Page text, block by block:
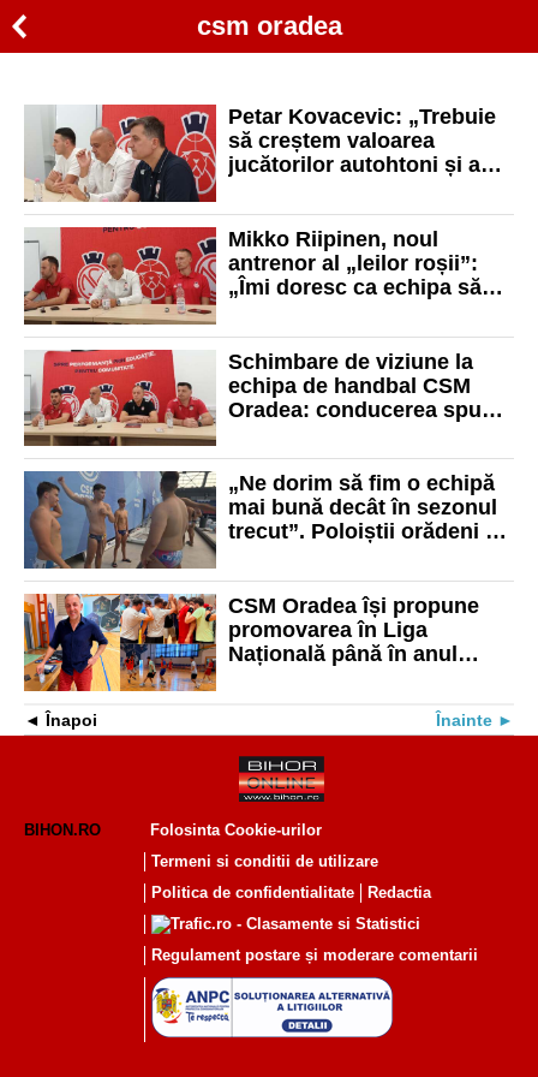
csm oradea
Petar Kovacevic: „Trebuie
să creștem valoarea
jucătorilor autohtoni și a
Mikko Riipinen, noul
antrenor al „leilor roșii”:
„Îmi doresc ca echipa să
modern, atletic și cât mai
rapid”
Schimbare de viziune la
echipa de handbal CSM
Oradea: conducerea spune
promovarea în Liga
Națională
„Ne dorim să fim o echipă
mai bună decât în sezonul
trecut”. Poloiștii orădeni au
antrenament din presezon
CSM Oradea își propune
promovarea în Liga
Națională până în anul
Înapoi Înainte
BIHON.RO
Folosinta Cookie-urilor
Termeni si conditii de utilizare
Politica de confidentialitate
Redactia
Regulament postare și moderare comentarii